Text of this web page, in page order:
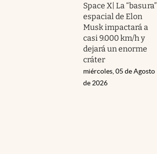
Space X| La “basura”
espacial de Elon
Musk impactará a
casi 9.000 km/h y
dejará un enorme
cráter
miércoles, 05 de Agosto
de 2026